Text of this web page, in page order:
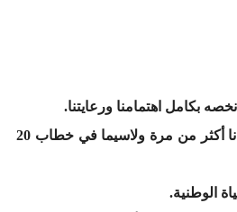
بكامل اهتمامنا ورعايتنا.
فتأهيل الشباب المغربي وانخراطه الإيجابي والفعال في الحياة الوطنية يعد من أهم التحديات التي يتعين رفعها. وقد أكدنا أكثر من مرة ولاسيما في خطاب 20
الوطنية.